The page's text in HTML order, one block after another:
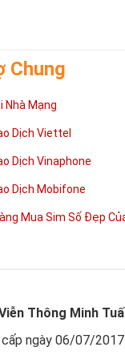
coi là số của Phúc,
hoà hợp, bình an,
Chung
Nhà Mạng
Dịch Viettel
Dịch Vinaphone
Dịch Mobifone
Mua Sim Số Đẹp
Thông Minh
cấp ngày 06/07/2017